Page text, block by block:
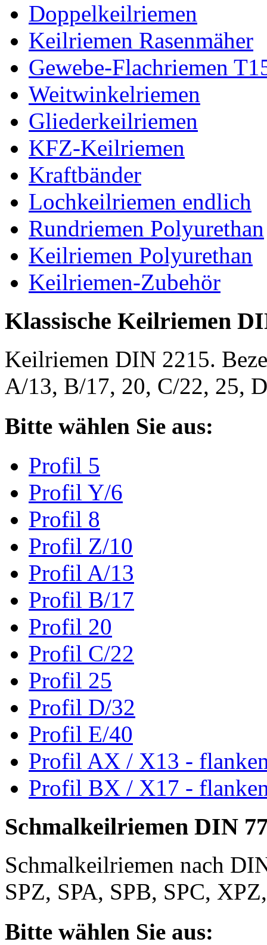
Doppelkeilriemen
Keilriemen Rasenmäher
Gewebe-Flachriemen
Weitwinkelriemen
Gliederkeilriemen
KFZ-Keilriemen
Kraftbänder
Lochkeilriemen endlich
Rundriemen Polyurethan
Keilriemen Polyurethan
Keilriemen-Zubehör
Klassische Keilriemen
Keilriemen DIN 2215.
A/13, B/17, 20, C/22, 25,
Bitte wählen Sie aus:
Profil 5
Profil Y/6
Profil 8
Profil Z/10
Profil A/13
Profil B/17
Profil 20
Profil C/22
Profil 25
Profil D/32
Profil E/40
Profil AX / X13 -
Profil BX / X17 -
Schmalkeilriemen DIN
Schmalkeilriemen nach
SPZ, SPA, SPB, SPC,
Bitte wählen Sie aus: